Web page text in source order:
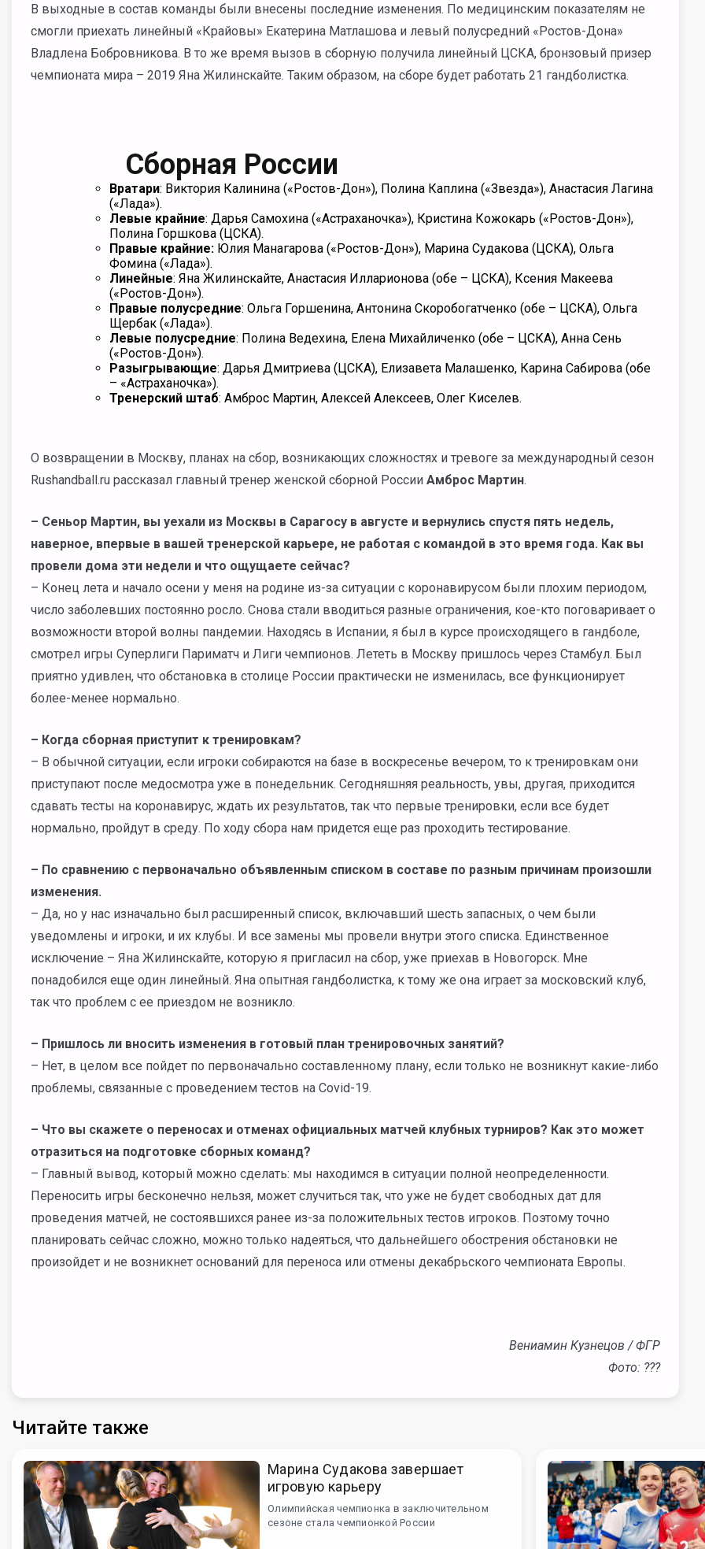
В выходные в состав команды были внесены последние изменения. По медицинским показателям не
смогли приехать линейный «Крайовы» Екатерина Матлашова и левый полусредний «Ростов-Дона»
Владлена Бобровникова. В то же время вызов в сборную получила линейный ЦСКА, бронзовый призер
чемпионата мира – 2019 Яна Жилинскайте. Таким образом, на сборе будет работать 21 гандболистка.
Сборная России
Вратари: Виктория Калинина («Ростов-Дон»), Полина Каплина («Звезда»), Анастасия Лагина
(«Лада»).
Левые крайние: Дарья Самохина («Астраханочка»), Кристина Кожокарь («Ростов-Дон»),
Полина Горшкова (ЦСКА).
Правые крайние: Юлия Манагарова («Ростов-Дон»), Марина Судакова (ЦСКА), Ольга
Фомина («Лада»).
Линейные: Яна Жилинскайте, Анастасия Илларионова (обе – ЦСКА), Ксения Макеева
(«Ростов-Дон»).
Правые полусредние: Ольга Горшенина, Антонина Скоробогатченко (обе – ЦСКА), Ольга
Щербак («Лада»).
Левые полусредние: Полина Ведехина, Елена Михайличенко (обе – ЦСКА), Анна Сень
(«Ростов-Дон»).
Разыгрывающие: Дарья Дмитриева (ЦСКА), Елизавета Малашенко, Карина Сабирова (обе
– «Астраханочка»).
Тренерский штаб: Амброс Мартин, Алексей Алексеев, Олег Киселев.
О возвращении в Москву, планах на сбор, возникающих сложностях и тревоге за международный сезон
Rushandball.ru рассказал главный тренер женской сборной России Амброс Мартин.
– Сеньор Мартин, вы уехали из Москвы в Сарагосу в августе и вернулись спустя пять недель,
наверное, впервые в вашей тренерской карьере, не работая с командой в это время года. Как вы
провели дома эти недели и что ощущаете сейчас?
– Конец лета и начало осени у меня на родине из-за ситуации с коронавирусом были плохим периодом,
число заболевших постоянно росло. Снова стали вводиться разные ограничения, кое-кто поговаривает о
возможности второй волны пандемии. Находясь в Испании, я был в курсе происходящего в гандболе,
смотрел игры Суперлиги Париматч и Лиги чемпионов. Лететь в Москву пришлось через Стамбул. Был
приятно удивлен, что обстановка в столице России практически не изменилась, все функционирует
более-менее нормально.
– Когда сборная приступит к тренировкам?
– В обычной ситуации, если игроки собираются на базе в воскресенье вечером, то к тренировкам они
приступают после медосмотра уже в понедельник. Сегодняшняя реальность, увы, другая, приходится
сдавать тесты на коронавирус, ждать их результатов, так что первые тренировки, если все будет
нормально, пройдут в среду. По ходу сбора нам придется еще раз проходить тестирование.
– По сравнению с первоначально объявленным списком в составе по разным причинам произошли
изменения.
– Да, но у нас изначально был расширенный список, включавший шесть запасных, о чем были
уведомлены и игроки, и их клубы. И все замены мы провели внутри этого списка. Единственное
исключение – Яна Жилинскайте, которую я пригласил на сбор, уже приехав в Новогорск. Мне
понадобился еще один линейный. Яна опытная гандболистка, к тому же она играет за московский клуб,
так что проблем с ее приездом не возникло.
– Пришлось ли вносить изменения в готовый план тренировочных занятий?
– Нет, в целом все пойдет по первоначально составленному плану, если только не возникнут какие-либо
проблемы, связанные с проведением тестов на Covid-19.
– Что вы скажете о переносах и отменах официальных матчей клубных турниров? Как это может
отразиться на подготовке сборных команд?
– Главный вывод, который можно сделать: мы находимся в ситуации полной неопределенности.
Переносить игры бесконечно нельзя, может случиться так, что уже не будет свободных дат для
проведения матчей, не состоявшихся ранее из-за положительных тестов игроков. Поэтому точно
планировать сейчас сложно, можно только надеяться, что дальнейшего обострения обстановки не
произойдет и не возникнет оснований для переноса или отмены декабрьского чемпионата Европы.
Вениамин Кузнецов / ФГР
Фото: ???
Читайте также
Марина Судакова завершает
игровую карьеру
Олимпийская чемпионка в заключительном
сезоне стала чемпионкой России